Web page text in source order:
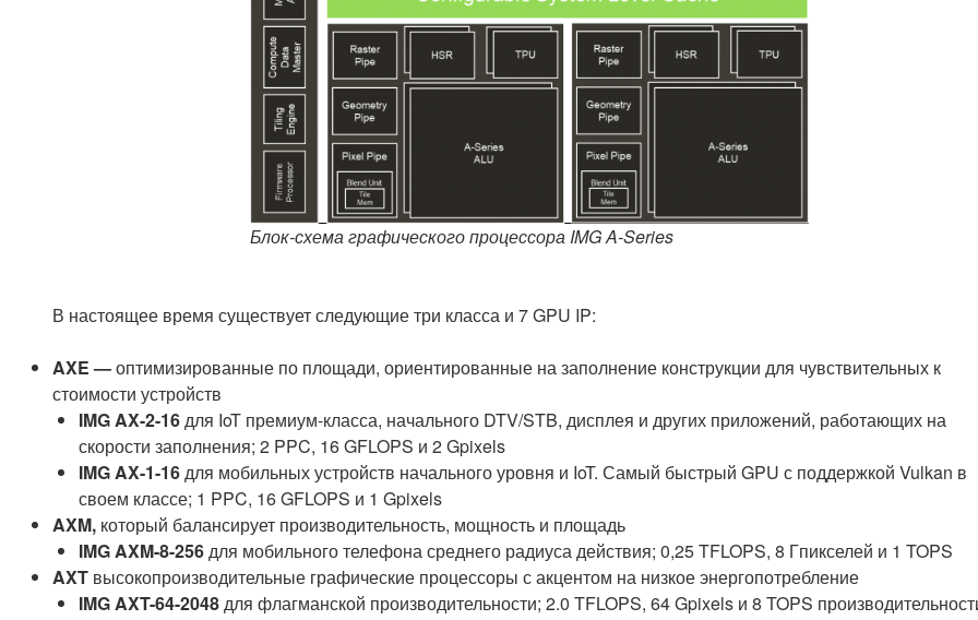
Блок-схема графического процессора IMG A-Series
В настоящее время существует следующие три класса и 7 GPU IP:
AXE —оптимизированные по площади, ориентированные на заполнение конструкции для чувствительных к
стоимости устройств
IMG AX-2-16для IoT премиум-класса, начального DTV/STB, дисплея и других приложений, работающих на
скорости заполнения; 2 PPC, 16 GFLOPS и 2 Gpixels
IMG AX-1-16для мобильных устройств начального уровня и IoT. Самый быстрый GPU с поддержкой Vulkan в
своем классе; 1 PPC, 16 GFLOPS и 1 Gpixels
AXM, который балансирует производительность, мощность и площадь
IMG AXM-8-256для мобильного телефона среднего радиуса действия; 0,25 TFLOPS, 8 Гпикселей и 1 TOPS
AXT высокопроизводительные графические процессоры с акцентом на низкое энергопотребление
IMG AXT-64-2048для флагманской производительности; 2.0 TFLOPS, 64 Gpixels и 8 TOPS